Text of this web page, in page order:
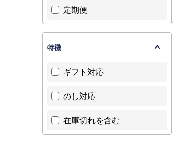
定期便
特徴
ギフト対応
のし対応
在庫切れを含む